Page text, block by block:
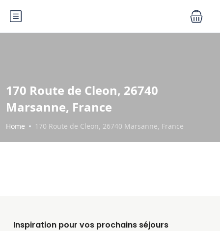
170 Route de Cleon, 26740
Marsanne, France
Home 170 Route de Cleon, 26740 Marsanne, France
Inspiration pour vos prochains séjours